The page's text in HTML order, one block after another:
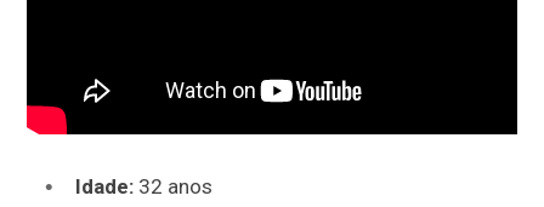
Idade: 32 anos